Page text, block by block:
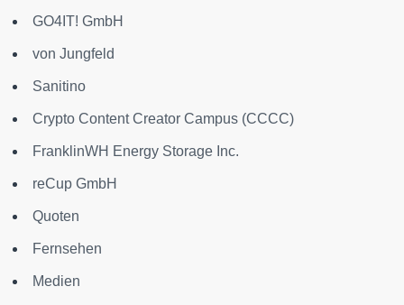
GO4IT! GmbH
von Jungfeld
Sanitino
Crypto Content Creator Campus (CCCC)
FranklinWH Energy Storage Inc.
reCup GmbH
Quoten
Fernsehen
Medien